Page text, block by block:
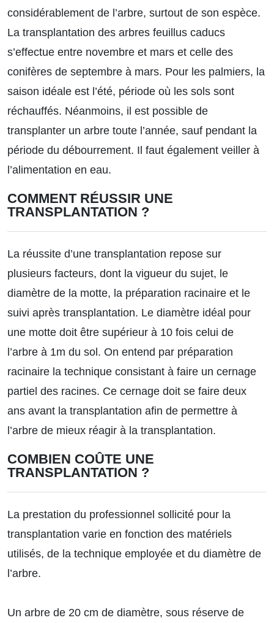
considérablement de l’arbre, surtout de son espèce.
La transplantation des arbres feuillus caducs
s’effectue entre novembre et mars et celle des
conifères de septembre à mars. Pour les palmiers, la
saison idéale est l’été, période où les sols sont
réchauffés. Néanmoins, il est possible de
transplanter un arbre toute l’année, sauf pendant la
période du débourrement. Il faut également veiller à
l’alimentation en eau.
COMMENT RÉUSSIR UNE
TRANSPLANTATION ?
La réussite d’une transplantation repose sur
plusieurs facteurs, dont la vigueur du sujet, le
diamètre de la motte, la préparation racinaire et le
suivi après transplantation. Le diamètre idéal pour
une motte doit être supérieur à 10 fois celui de
l’arbre à 1m du sol. On entend par préparation
racinaire la technique consistant à faire un cernage
partiel des racines. Ce cernage doit se faire deux
ans avant la transplantation afin de permettre à
l’arbre de mieux réagir à la transplantation.
COMBIEN COÛTE UNE
TRANSPLANTATION ?
La prestation du professionnel sollicité pour la
transplantation varie en fonction des matériels
utilisés, de la technique employée et du diamètre de
l’arbre.
Un arbre de 20 cm de diamètre, sous réserve de